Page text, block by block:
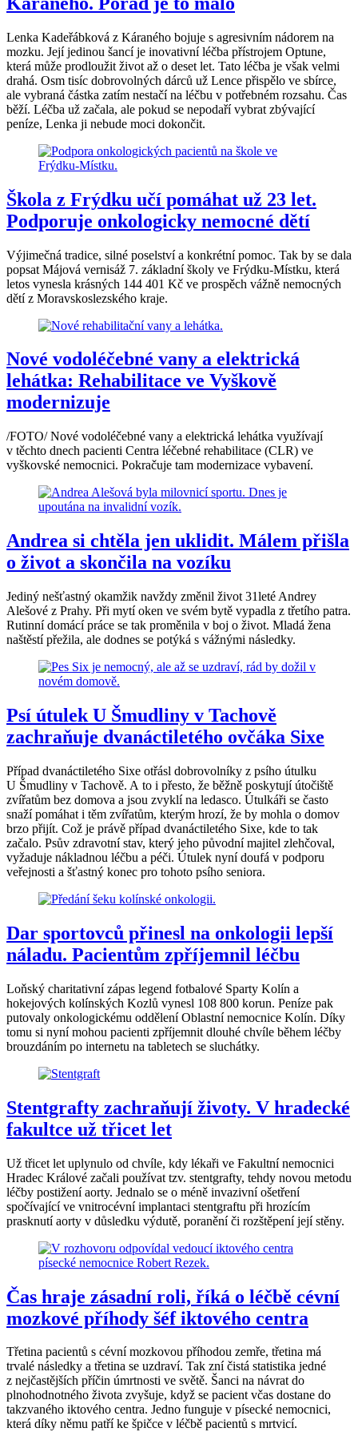
Lenka Kadeřábková z Káraného bojuje s agresivním nádorem na
mozku. Její jedinou šancí je inovativní léčba přístrojem Optune,
která může prodloužit život až o deset let. Tato léčba je však velmi
drahá. Osm tisíc dobrovolných dárců už Lence přispělo ve sbírce,
ale vybraná částka zatím nestačí na léčbu v potřebném rozsahu. Čas
běží. Léčba už začala, ale pokud se nepodaří vybrat zbývající
peníze, Lenka ji nebude moci dokončit.
Škola z Frýdku učí pomáhat už 23 let.
Podporuje onkologicky nemocné dětí
Výjimečná tradice, silné poselství a konkrétní pomoc. Tak by se dala
popsat Májová vernisáž 7. základní školy ve Frýdku-Místku, která
letos vynesla krásných 144 401 Kč ve prospěch vážně nemocných
dětí z Moravskoslezského kraje.
Nové vodoléčebné vany a elektrická
lehátka: Rehabilitace ve Vyškově
modernizuje
/FOTO/ Nové vodoléčebné vany a elektrická lehátka využívají
v těchto dnech pacienti Centra léčebné rehabilitace (CLR) ve
vyškovské nemocnici. Pokračuje tam modernizace vybavení.
Andrea si chtěla jen uklidit. Málem přišla
o život a skončila na vozíku
Jediný nešťastný okamžik navždy změnil život 31leté Andrey
Alešové z Prahy. Při mytí oken ve svém bytě vypadla z třetího patra.
Rutinní domácí práce se tak proměnila v boj o život. Mladá žena
naštěstí přežila, ale dodnes se potýká s vážnými následky.
Psí útulek U Šmudliny v Tachově
zachraňuje dvanáctiletého ovčáka Sixe
Případ dvanáctiletého Sixe otřásl dobrovolníky z psího útulku
U Šmudliny v Tachově. A to i přesto, že běžně poskytují útočiště
zvířatům bez domova a jsou zvyklí na ledasco. Útulkáři se často
snaží pomáhat i těm zvířatům, kterým hrozí, že by mohla o domov
brzo přijít. Což je právě případ dvanáctiletého Sixe, kde to tak
začalo. Psův zdravotní stav, který jeho původní majitel zlehčoval,
vyžaduje nákladnou léčbu a péči. Útulek nyní doufá v podporu
veřejnosti a šťastný konec pro tohoto psího seniora.
Dar sportovců přinesl na onkologii lepší
náladu. Pacientům zpříjemnil léčbu
Loňský charitativní zápas legend fotbalové Sparty Kolín a
hokejových kolínských Kozlů vynesl 108 800 korun. Peníze pak
putovaly onkologickému oddělení Oblastní nemocnice Kolín. Díky
tomu si nyní mohou pacienti zpříjemnit dlouhé chvíle během léčby
brouzdáním po internetu na tabletech se sluchátky.
Stentgrafty zachraňují životy. V hradecké
fakultce už třicet let
Už třicet let uplynulo od chvíle, kdy lékaři ve Fakultní nemocnici
Hradec Králové začali používat tzv. stentgrafty, tehdy novou metodu
léčby postižení aorty. Jednalo se o méně invazivní ošetření
spočívající ve vnitrocévní implantaci stentgraftu při hrozícím
prasknutí aorty v důsledku výdutě, poranění či rozštěpení její stěny.
Čas hraje zásadní roli, říká o léčbě cévní
mozkové příhody šéf iktového centra
Třetina pacientů s cévní mozkovou příhodou zemře, třetina má
trvalé následky a třetina se uzdraví. Tak zní čistá statistika jedné
z nejčastějších příčin úmrtnosti ve světě. Šanci na návrat do
plnohodnotného života zvyšuje, když se pacient včas dostane do
takzvaného iktového centra. Jedno funguje v písecké nemocnici,
která díky němu patří ke špičce v léčbě pacientů s mrtvicí.